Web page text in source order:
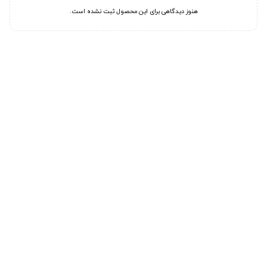
هنوز دیدگاهی برای این محصول ثبت نشده است.